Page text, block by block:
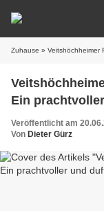
Zuhause » Veitshöchheimer
Ein
Veröffentlicht am
Von Dieter Gürz